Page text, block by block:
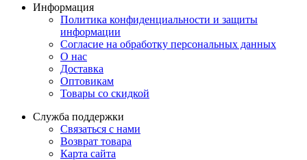
Информация
Политика конфиденциальности и защиты
информации
Согласие на обработку персональных данных
О нас
Доставка
Оптовикам
Товары со скидкой
Служба поддержки
Связаться с нами
Возврат товара
Карта сайта